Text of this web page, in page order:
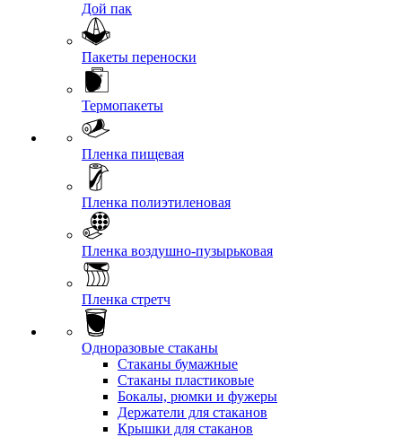
Дой пак
Пакеты переноски
Термопакеты
Пленка пищевая
Пленка полиэтиленовая
Пленка воздушно-пузырьковая
Пленка стретч
Одноразовые стаканы
Стаканы бумажные
Стаканы пластиковые
Бокалы, рюмки и фужеры
Держатели для стаканов
Крышки для стаканов